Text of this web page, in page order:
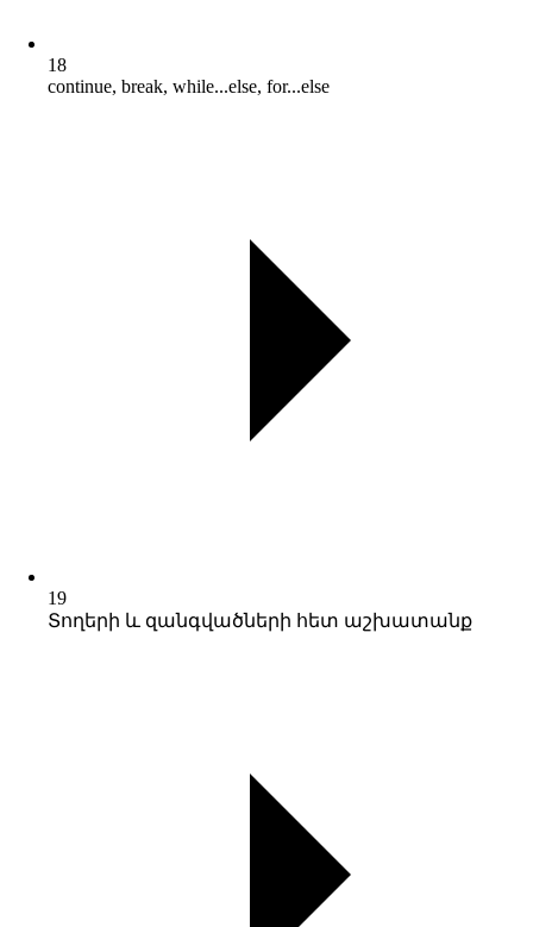
18
continue, break, while...else, for...else
19
Տողերի և զանգվածների հետ աշխատանք